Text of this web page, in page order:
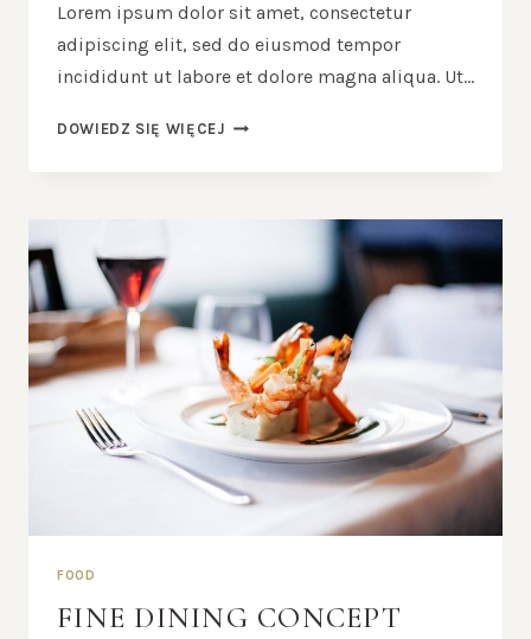
Lorem ipsum dolor sit amet, consectetur
adipiscing elit, sed do eiusmod tempor
incididunt ut labore et dolore magna aliqua. Ut…
DOWIEDZ SIĘ WIĘCEJ BLACK
FOOD
FINE DINING CONCEPT